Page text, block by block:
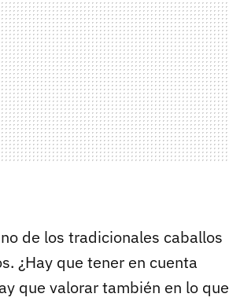
de los tradicionales caballos
¿Hay que tener en cuenta
que valorar también en lo que